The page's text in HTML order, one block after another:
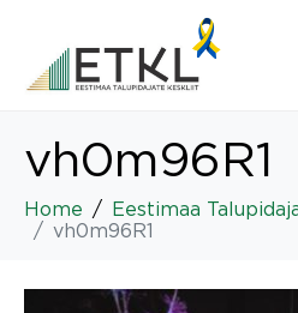
vh0m96R1
Home
Eestimaa
vh0m96R1